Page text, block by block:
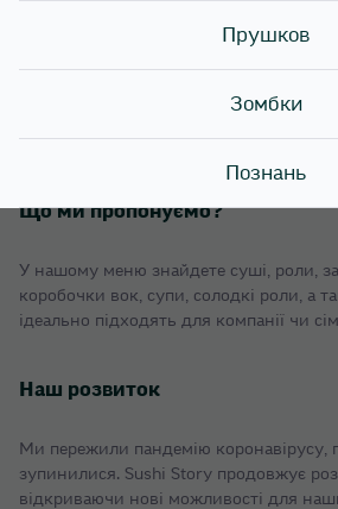
Прушков
Зомбки
Познань
- Запровадили набори ролів
сфері суші-доставки в Україні та
Що ми пропонуємо?
У нашому меню знайдете суші, роли,
коробочки вок, супи, солодкі роли, а
ідеально підходять для компанії чи
Наш розвиток
Ми пережили пандемію коронавірусу,
зупинилися. Sushi Story продовжує
відкриваючи нові можливості для